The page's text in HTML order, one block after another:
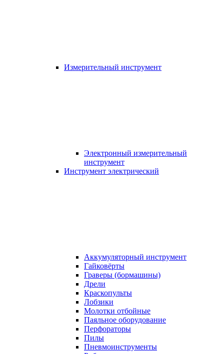
Измерительный инструмент
Электронный измерительный
инструмент
Инструмент электрический
Аккумуляторный инструмент
Гайковёрты
Граверы (бормашины)
Дрели
Краскопульты
Лобзики
Молотки отбойные
Паяльное оборудование
Перфораторы
Пилы
Пневмоинструменты